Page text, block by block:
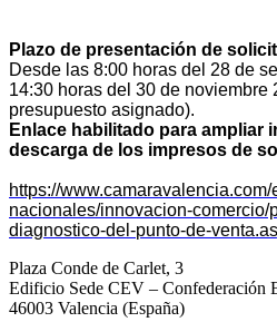
Plazo de presentación de
Desde las 8:00 horas del 28 de
14:30 horas del 30 de noviembre
presupuesto asignado).
Enlace habilitado para ampliar
descarga de los impresos de
https://www.camaravalencia.com/
nacionales/innovacion-comercio/
diagnostico-del-punto-de-
Plaza Conde de Carlet, 3
Edificio Sede CEV – Confederación
46003 Valencia (España)